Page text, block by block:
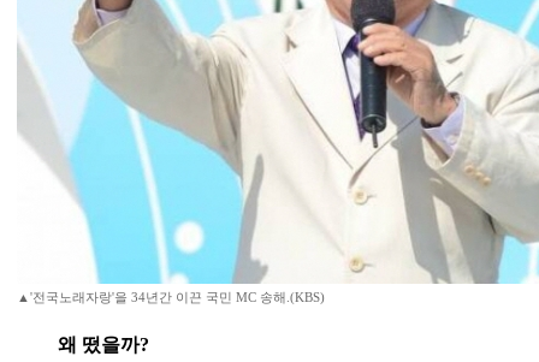
▲'전국노래자랑'을 34년간 이끈 국민 MC 송해.(KBS)
왜 떴을까?